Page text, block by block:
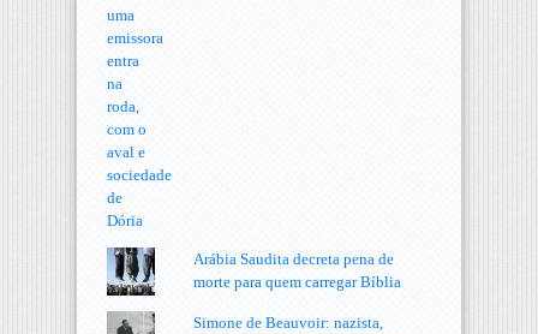
Arábia Saudita decreta pena de
morte para quem carregar Bíblia
Simone de Beauvoir: nazista,